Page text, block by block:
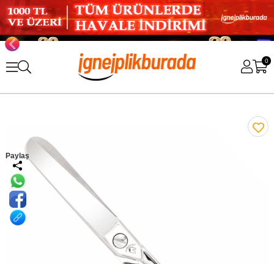
0
Paylaş